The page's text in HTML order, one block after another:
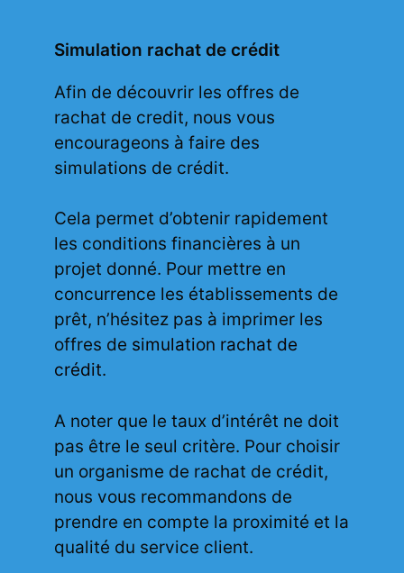
Simulation rachat de crédit
Afin de découvrir les offres de
rachat de credit, nous vous
encourageons à faire des
simulations de crédit.
Cela permet d’obtenir rapidement
les conditions financières à un
projet donné. Pour mettre en
concurrence les établissements de
prêt, n’hésitez pas à imprimer les
offres de simulation rachat de
crédit.
A noter que le taux d’intérêt ne doit
pas être le seul critère. Pour choisir
un organisme de rachat de crédit,
nous vous recommandons de
prendre en compte la proximité et la
qualité du service client.